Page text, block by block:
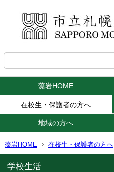
藻岩HOME
在校生・保護者の方へ
地域の方へ
藻岩HOME 在校生・保護者の方へ
学校生活